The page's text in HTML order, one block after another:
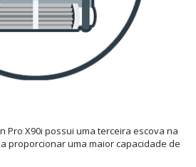
Pro X90i possui uma terceira escova na
proporcionar uma maior capacidade de